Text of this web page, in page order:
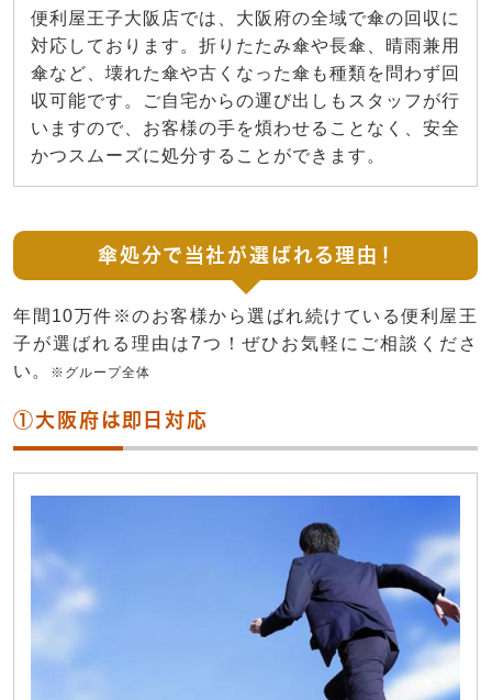
便利屋王子大阪店では、大阪府の全域で傘の回収に
対応しております。折りたたみ傘や長傘、晴雨兼用
傘など、壊れた傘や古くなった傘も種類を問わず回
収可能です。ご自宅からの運び出しもスタッフが行
いますので、お客様の手を煩わせることなく、安全
かつスムーズに処分することができます。
傘処分で当社が選ばれる理由！
年間10万件※のお客様から選ばれ続けている便利屋王
子が選ばれる理由は7つ！ぜひお気軽にご相談くださ
い。
※グループ全体
①大阪府は即日対応